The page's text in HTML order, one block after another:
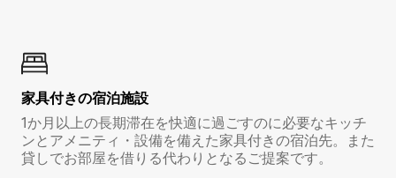
家具付き⁠の宿⁠泊⁠施⁠設
1か月以上の長期滞在を快適に過ごすのに必要なキッチ
ンとアメニティ・設備を備えた家具付きの宿泊先。また
貸しでお部屋を借りる代わりとなるご提案です。